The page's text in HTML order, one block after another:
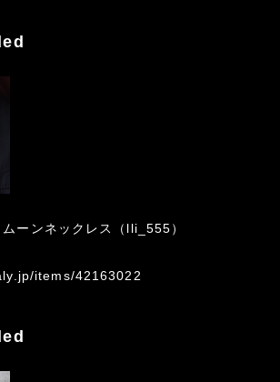
ーンネックレス（lli_555）
items/42163022